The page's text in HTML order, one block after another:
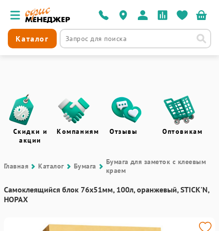
Каталог
Скидки и
акции
Компаниям Отзывы Оптовикам
Главная Каталог Бумага
Бумага для заметок с клеевым
краем
Самоклеящийся блок 76х51мм, 100л, оранжевый, STICK'N,
HOPAX